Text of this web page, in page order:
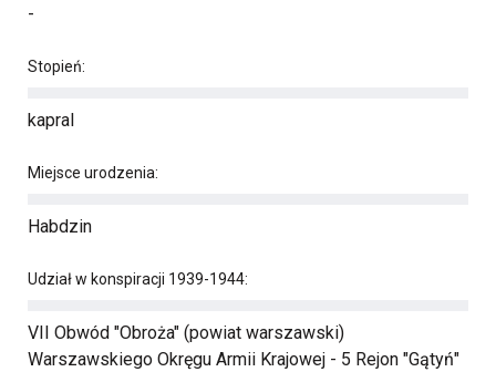
-
Stopień:
kapral
Miejsce urodzenia:
Habdzin
Udział w konspiracji 1939-1944:
VII Obwód "Obroża" (powiat warszawski)
Warszawskiego Okręgu Armii Krajowej - 5 Rejon "Gątyń"